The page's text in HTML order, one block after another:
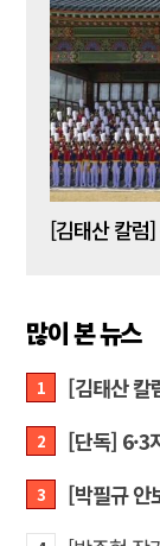
많이 본 뉴스
1
2 [단독] 6·3
3